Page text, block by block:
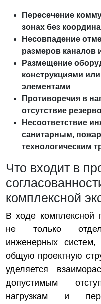
Пересечение
зонах без
Несовпадение
размеров каналов
Размещение
конструкциями
элементами
Противоречия в
отсутствие
Несоответствие
санитарным,
технологическим
Что входит в
комплексной
В ходе комплексной
не только
инженерных
общую проектную
уделяется
допустимым
нагрузкам и